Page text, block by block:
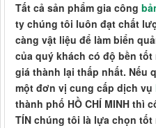
Tất cả sản phẩm gia công
ty chúng tôi luôn đạt chất
càng vật liệu để làm biển
của quý khách có độ bền
giá thành lại thấp nhất. Nếu
một đơn vị cung cấp dịch vụ
thành phố HỒ CHÍ MINH thì
TÍN chúng tôi là lựa chọn